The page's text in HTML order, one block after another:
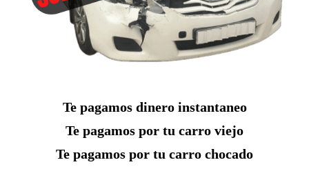
Te pagamos dinero instantaneo
Te pagamos por tu carro viejo
Te pagamos por tu carro chocado